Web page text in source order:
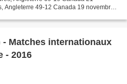
Angleterre 49-12 Canada 19 novembre
- Matches internationaux
- 2016